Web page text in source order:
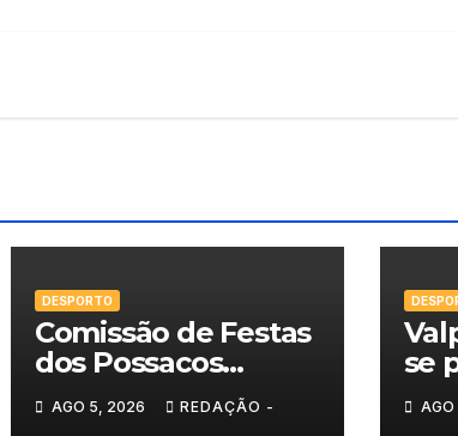
DESPORTO
Comissão de Festas
dos Possacos
felicita finalistas do
Torneio de Sueca
AGO 5, 2026 REDAÇÃO -
se